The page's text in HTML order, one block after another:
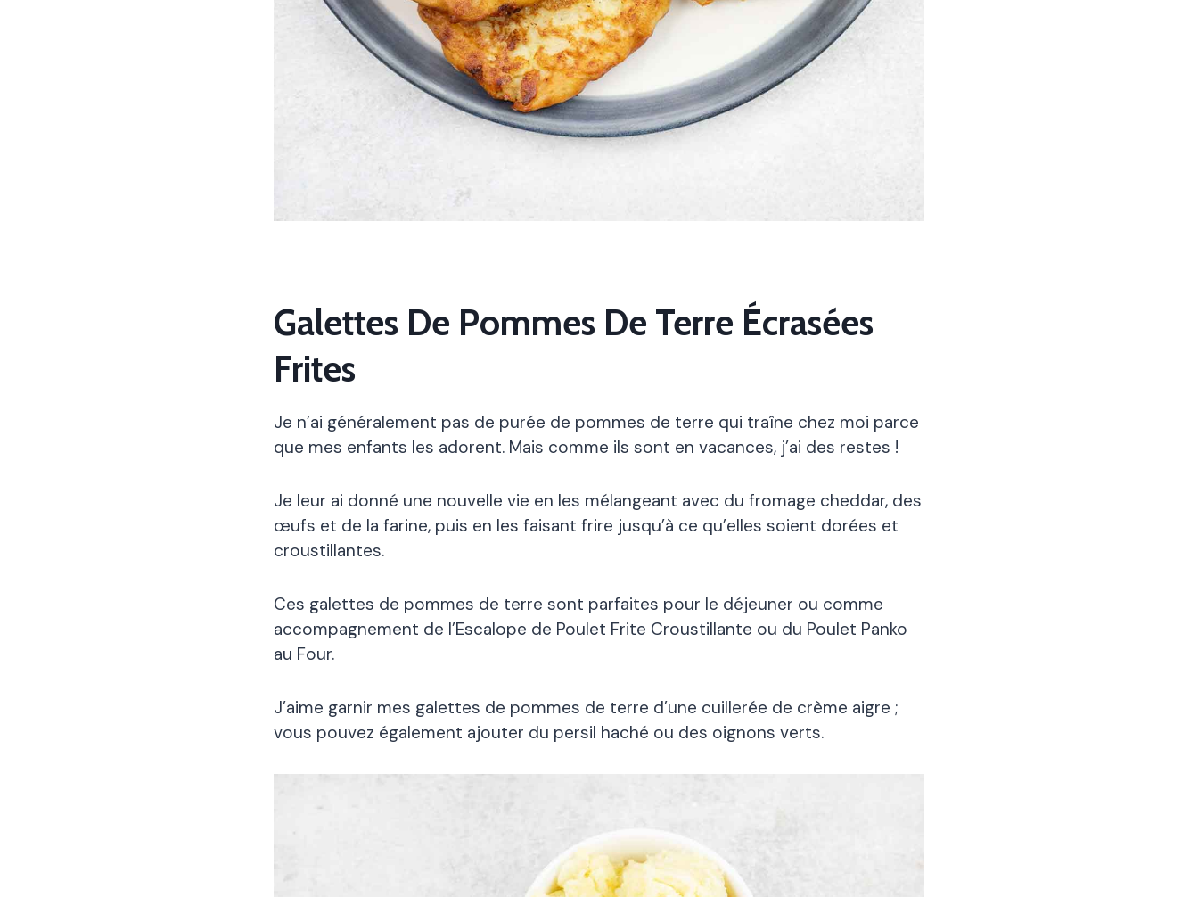
Galettes De Pommes De Terre Écrasées
Frites
Je n’ai généralement pas de purée de pommes de terre qui traîne chez moi parce
que mes enfants les adorent. Mais comme ils sont en vacances, j’ai des restes !
Je leur ai donné une nouvelle vie en les mélangeant avec du fromage cheddar, des
œufs et de la farine, puis en les faisant frire jusqu’à ce qu’elles soient dorées et
croustillantes.
Ces galettes de pommes de terre sont parfaites pour le déjeuner ou comme
accompagnement de l’Escalope de Poulet Frite Croustillante ou du Poulet Panko
au Four.
J’aime garnir mes galettes de pommes de terre d’une cuillerée de crème aigre ;
vous pouvez également ajouter du persil haché ou des oignons verts.